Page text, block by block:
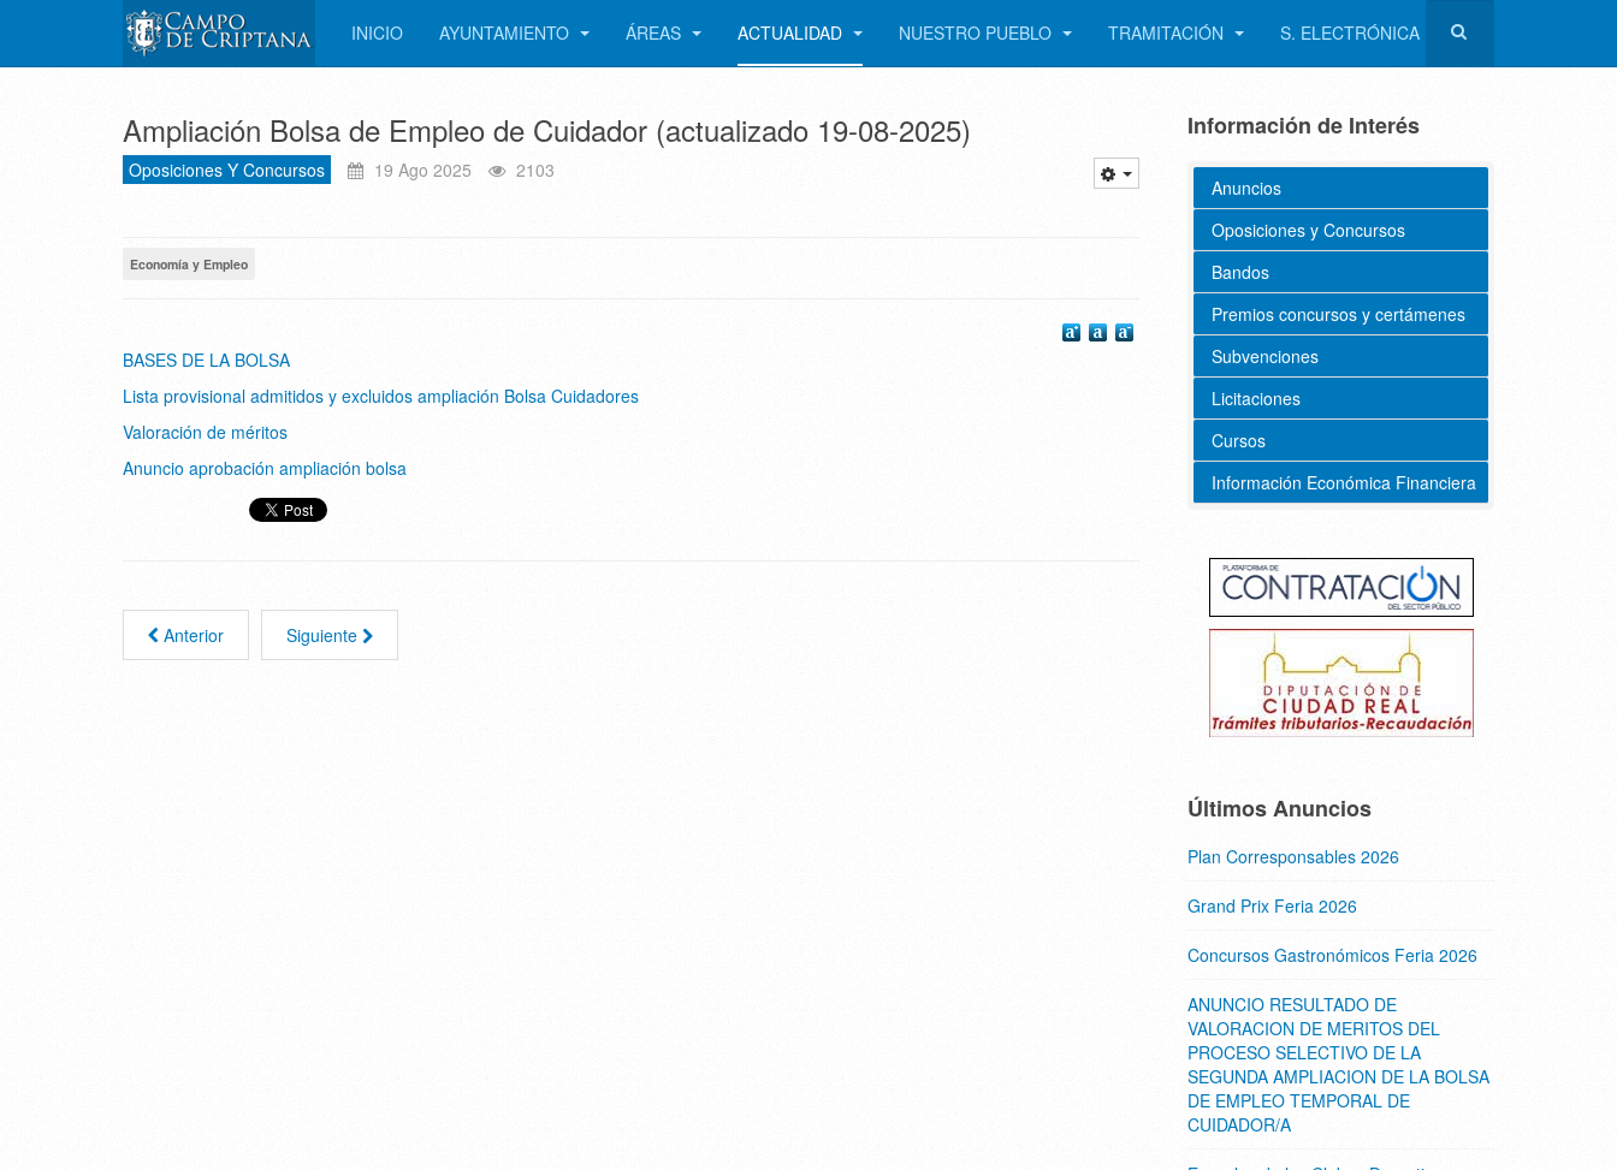
INICIO AYUNTAMIENTO ÁREAS ACTUALIDAD NUESTRO PUEBLO TRAMITACIÓN S. ELECTRÓNICA
Ampliación Bolsa de Empleo de Cuidador (actualizado 19-08-2025)
Oposiciones Y Concursos 19 Ago 2025 2103
Economía y Empleo
BASES DE LA BOLSA
Lista provisional admitidos y excluidos ampliación Bolsa Cuidadores
Valoración de méritos
Anuncio aprobación ampliación bolsa
Anterior Siguiente
Información de Interés
Anuncios
Oposiciones y Concursos
Bandos
Premios concursos y certámenes
Subvenciones
Licitaciones
Cursos
Información Económica Financiera
Últimos Anuncios
Plan Corresponsables 2026
Grand Prix Feria 2026
Concursos Gastronómicos Feria 2026
ANUNCIO RESULTADO DE
VALORACION DE MERITOS DEL
PROCESO SELECTIVO DE LA
SEGUNDA AMPLIACION DE LA BOLSA
DE EMPLEO TEMPORAL DE
CUIDADOR/A